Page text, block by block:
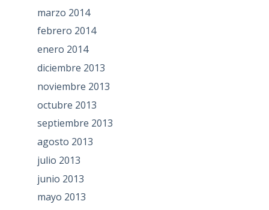
marzo 2014
febrero 2014
enero 2014
diciembre 2013
noviembre 2013
octubre 2013
septiembre 2013
agosto 2013
julio 2013
junio 2013
mayo 2013